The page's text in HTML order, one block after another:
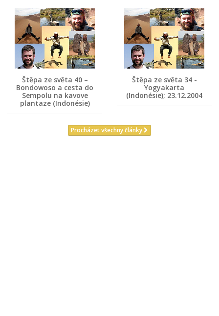
Štěpa ze světa 40 –
Bondowoso a cesta do
Sempolu na kavove
plantaze (Indonésie)
Štěpa ze světa 34 -
Yogyakarta
(Indonésie); 23.12.2004
Procházet všechny články